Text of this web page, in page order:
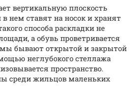
вертикальную плоскость
нем ставят на носок и хранят
способа раскладки не
а обувь проветривается
бывают открытой и закрытой
неглубокого стеллажа
пространство.
среди жильцов маленьких